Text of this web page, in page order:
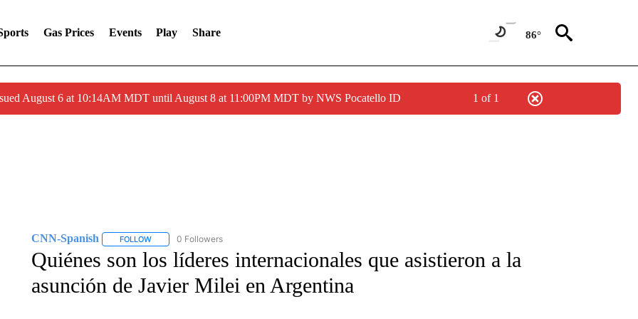
Gas Prices Events Play Share 86°
August 6 at 10:14AM MDT until August 8 at 11:00PM MDT by NWS Pocatello ID 1 of 1
CNN-Spanish FOLLOWFOLLOW "CNN-SPANISH" TO RECEIVE NOTIFICATIONS ABOUT NEW PAGES ON "CNN-SPANISH".
0 Followers
Quiénes son los líderes internacionales que asistieron a la
asunción de Javier Milei en Argentina